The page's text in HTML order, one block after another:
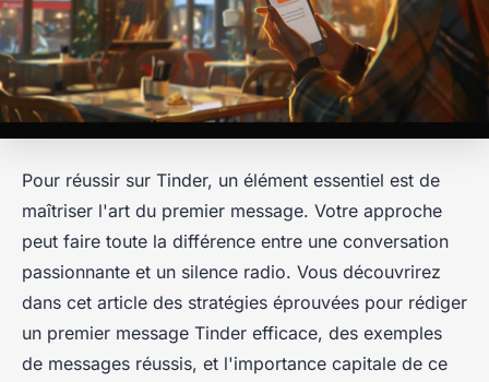
Pour réussir sur Tinder, un élément essentiel est de
maîtriser l'art du premier message. Votre approche
peut faire toute la différence entre une conversation
passionnante et un silence radio. Vous découvrirez
dans cet article des stratégies éprouvées pour rédiger
un premier message Tinder efficace, des exemples
de messages réussis, et l'importance capitale de ce